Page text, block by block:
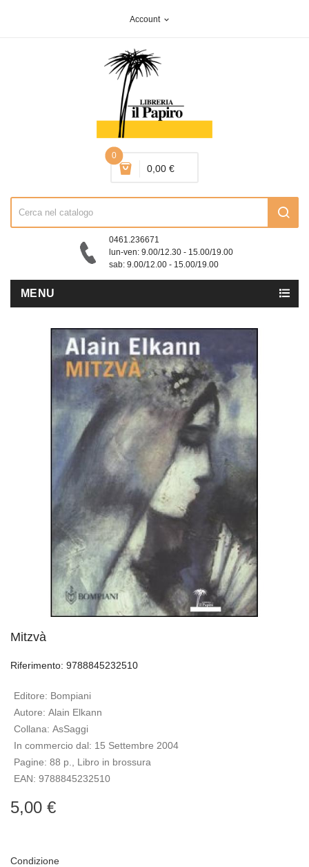
Account expand_more
0
0,00 €
0461.236671
lun-ven: 9.00/12.30 - 15.00/19.00
sab: 9.00/12.00 - 15.00/19.00
MENU
Mitzvà
Riferimento: 9788845232510
Editore: Bompiani
Autore: Alain Elkann
Collana: AsSaggi
In commercio dal: 15 Settembre 2004
Pagine: 88 p., Libro in brossura
EAN: 9788845232510
5,00 €
Condizione